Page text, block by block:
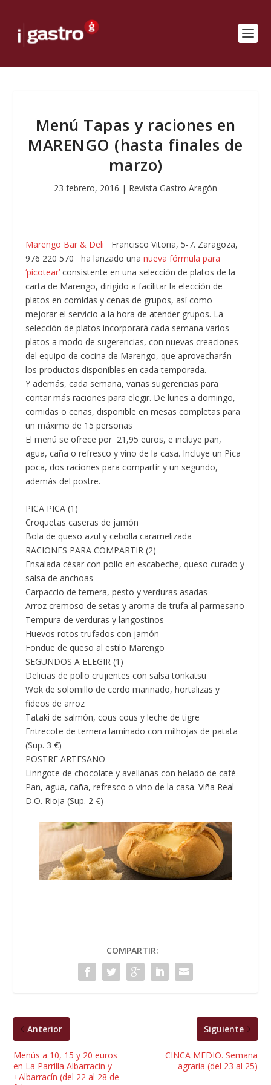
Menú Tapas y raciones en
MARENGO (hasta finales de
marzo)
23 febrero, 2016 | Revista Gastro Aragón
Marengo Bar & Deli −Francisco Vitoria, 5-7. Zaragoza,
976 220 570− ha lanzado unanueva fórmula para
‘picotear’ consistente en una selección de platos de la
carta de Marengo, dirigido a facilitar la elección de
platos en comidas y cenas de grupos, así como
mejorar el servicio a la hora de atender grupos. La
selección de platos incorporará cada semana varios
platos a modo de sugerencias, con nuevas creaciones
del equipo de cocina de Marengo, que aprovecharán
los productos disponibles en cada temporada.
Y además, cada semana, varias sugerencias para
contar más raciones para elegir. De lunes a domingo,
comidas o cenas, disponible en mesas completas para
un máximo de 15 personas
El menú se ofrece por 21,95 euros, e incluye pan,
agua, caña o refresco y vino de la casa. Incluye un Pica
poca, dos raciones para compartir y un segundo,
además del postre.
PICA PICA (1)
Croquetas caseras de jamón
Bola de queso azul y cebolla caramelizada
RACIONES PARA COMPARTIR (2)
Ensalada césar con pollo en escabeche, queso curado y
salsa de anchoas
Carpaccio de ternera, pesto y verduras asadas
Arroz cremoso de setas y aroma de trufa al parmesano
Tempura de verduras y langostinos
Huevos rotos trufados con jamón
Fondue de queso al estilo Marengo
SEGUNDOS A ELEGIR (1)
Delicias de pollo crujientes con salsa tonkatsu
Wok de solomillo de cerdo marinado, hortalizas y
fideos de arroz
Tataki de salmón, cous cous y leche de tigre
Entrecote de ternera laminado con milhojas de patata
(Sup. 3 €)
POSTRE ARTESANO
Linngote de chocolate y avellanas con helado de café
Pan, agua, caña, refresco o vino de la casa.Viña Real
D.O. Rioja (Sup. 2 €)
COMPARTIR:
Anterior
Menús a 10, 15 y 20 euros
en La Parrilla Albarracín y
+Albarracín (del 22 al 28 de
Siguiente
CINCA MEDIO. Semana
agraria (del 23 al 25)